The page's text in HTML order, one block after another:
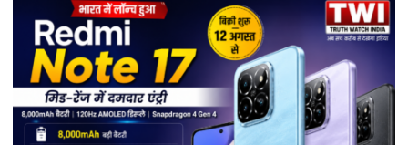
शपथ
समारोह